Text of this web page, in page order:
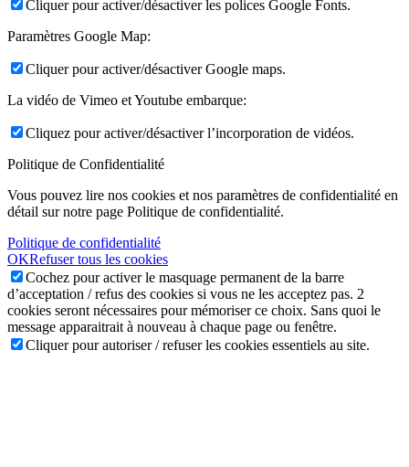
Cliquer pour activer/désactiver les polices Google Fonts.
Paramètres Google Map:
Cliquer pour activer/désactiver Google maps.
La vidéo de Vimeo et Youtube embarque:
Cliquez pour activer/désactiver l’incorporation de vidéos.
Politique de Confidentialité
Vous pouvez lire nos cookies et nos paramètres de confidentialité en
détail sur notre page Politique de confidentialité.
Politique de confidentialité
OKRefuser tous les cookies
Cochez pour activer le masquage permanent de la barre
d’acceptation / refus des cookies si vous ne les acceptez pas. 2
cookies seront nécessaires pour mémoriser ce choix. Sans quoi le
message apparaitrait à nouveau à chaque page ou fenêtre.
Cliquer pour autoriser / refuser les cookies essentiels au site.